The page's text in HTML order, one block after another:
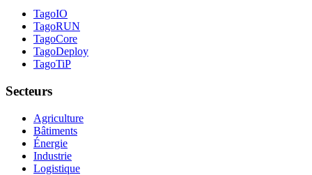
TagoIO
TagoRUN
TagoCore
TagoDeploy
TagoTiP
Secteurs
Agriculture
Bâtiments
Énergie
Industrie
Logistique